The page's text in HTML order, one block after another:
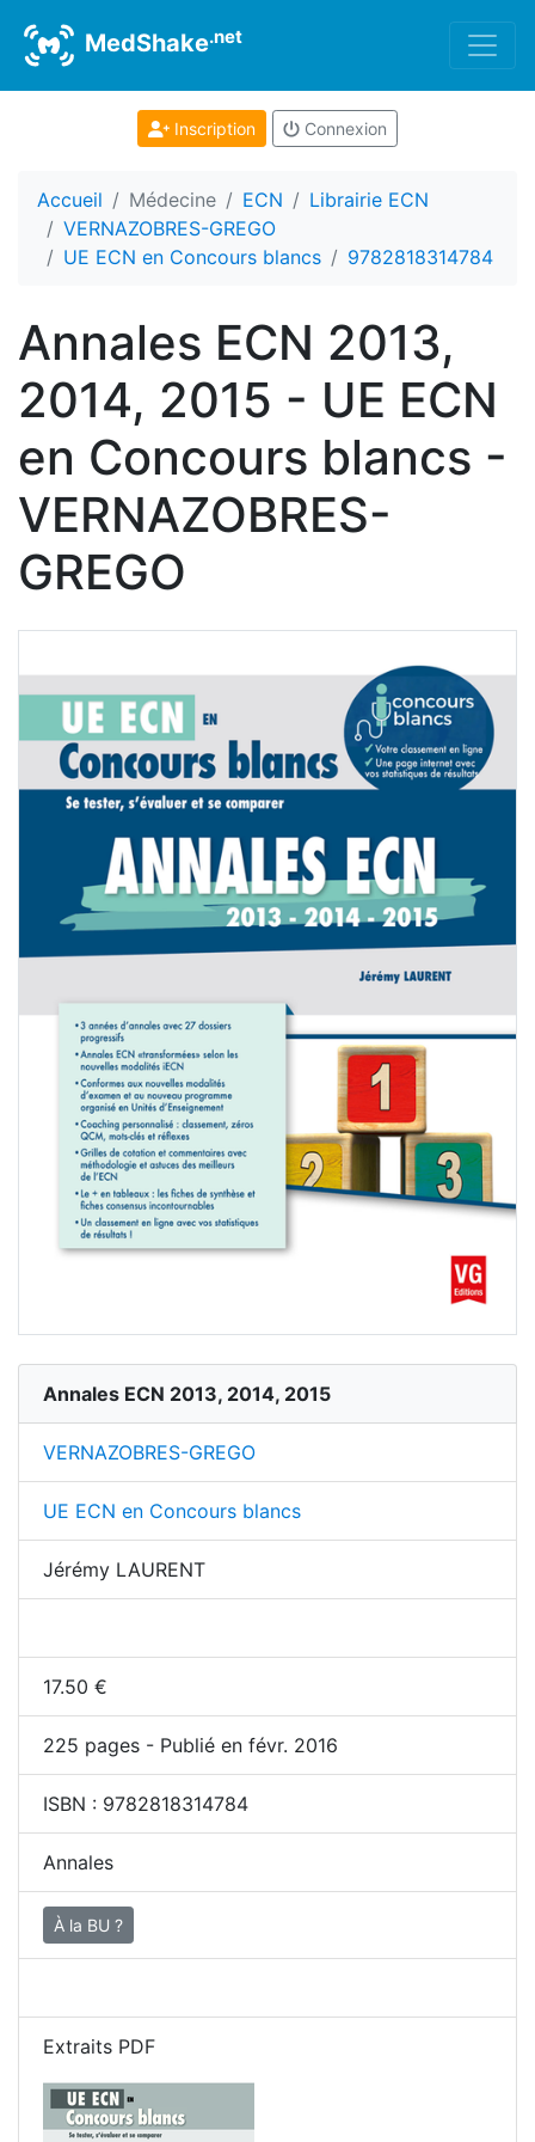
MedShake.net
Inscription Connexion
Accueil Médecine ECN
Librairie ECN
VERNAZOBRES-GREGO
UE ECN en Concours blancs
9782818314784
Annales ECN 2013,
2014, 2015 - UE ECN
en Concours blancs -
VERNAZOBRES-
GREGO
Annales ECN 2013, 2014, 2015
VERNAZOBRES-GREGO
UE ECN en Concours blancs
Jérémy LAURENT
17.50 €
225 pages - Publié en févr. 2016
ISBN : 9782818314784
Annales
À la BU ?
Extraits PDF